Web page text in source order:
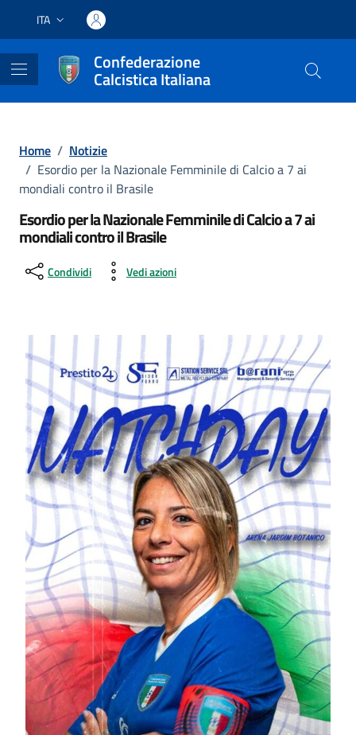
Lingua attiva:
ITA
Confederazione
Calcistica Italiana
Home / Notizie
/ Esordio per la Nazionale Femminile di Calcio a 7 ai
mondiali contro il Brasile
Esordio per la Nazionale Femminile di Calcio a 7 ai
mondiali contro il Brasile
Condividi Vedi azioni